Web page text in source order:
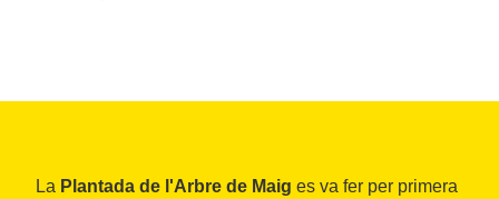
La Plantada de l'Arbre de Maig es va fer per primera